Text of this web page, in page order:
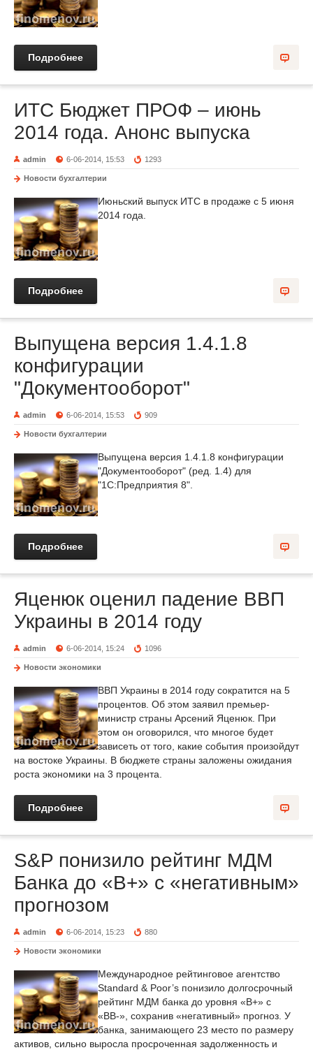
Подробнее
ИТС Бюджет ПРОФ – июнь
2014 года. Анонс выпуска
admin 6-06-2014, 15:53 1293
Новости бухгалтерии
Июньский выпуск ИТС в продаже с 5 июня
2014 года.
Подробнее
Выпущена версия 1.4.1.8
конфигурации
"Документооборот"
admin 6-06-2014, 15:53 909
Новости бухгалтерии
Выпущена версия 1.4.1.8 конфигурации
"Документооборот" (ред. 1.4) для
"1С:Предприятия 8".
Подробнее
Яценюк оценил падение ВВП
Украины в 2014 году
admin 6-06-2014, 15:24 1096
Новости экономики
ВВП Украины в 2014 году сократится на 5
процентов. Об этом заявил премьер-
министр страны Арсений Яценюк. При
этом он оговорился, что многое будет
зависеть от того, какие события произойдут
на востоке Украины. В бюджете страны заложены ожидания
роста экономики на 3 процента.
Подробнее
S&P понизило рейтинг МДМ
Банка до «B+» с «негативным»
прогнозом
admin 6-06-2014, 15:23 880
Новости экономики
Международное рейтинговое агентство
Standard & Poor’s понизило долгосрочный
рейтинг МДМ банка до уровня «B+» c
«BB-», сохранив «негативный» прогноз. У
банка, занимающего 23 место по размеру
активов, сильно выросла просроченная задолженность и